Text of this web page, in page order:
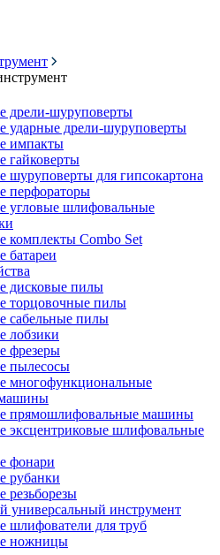
дрели-шуруповерты
ударные дрели-шуруповерты
импакты
гайковерты
шуруповерты для гипсокартона
перфораторы
угловые шлифовальные
комплекты Combo Set
батареи
дисковые пилы
торцовочные пилы
сабельные пилы
лобзики
фрезеры
пылесосы
многофункциональные
прямошлифовальные машины
эксцентриковые шлифовальные
фонари
рубанки
резьборезы
универсальный инструмент
шлифователи для труб
ножницы